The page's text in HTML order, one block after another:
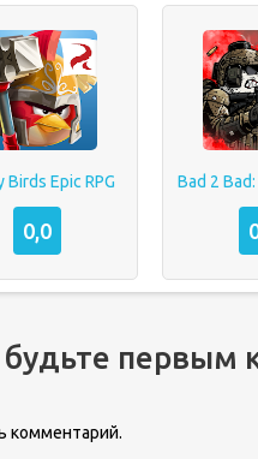
Birds Epic RPG
0,0
Bad 2
первым
комментарий.